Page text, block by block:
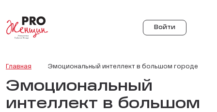
Войти
Главная Эмоциональный интеллект в большом городе
Эмоциональный
интеллект в большом